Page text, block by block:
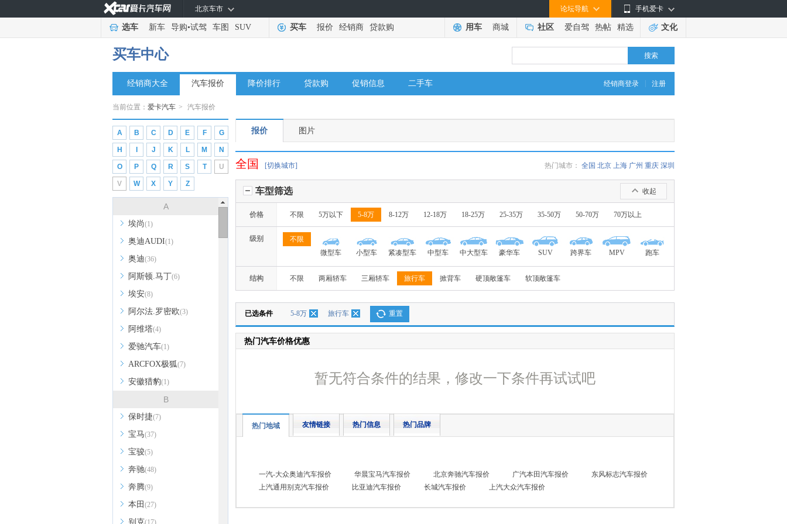
手机爱卡
论坛导航
北京车市
选车 新车 导购•试驾 车图 SUV 买车 报价 经销商 贷款购 用车 商城 社区 爱自驾 热帖 精选 文化
买车中心 搜索
经销商登录 注册
经销商大全 汽车报价 降价排行 贷款购 促销信息 二手车
当前位置： 爱卡汽车 > 汽车报价
A B C D E F G
H J K L M N
O P Q R S T U
V W X Y Z
A
埃尚(1)
奥迪AUDI(1)
奥迪(36)
阿斯顿.马丁(6)
埃安(8)
阿尔法.罗密欧(3)
阿维塔(4)
爱驰汽车(1)
ARCFOX极狐(7)
安徽猎豹(1)
B
保时捷(7)
宝马(37)
宝骏(5)
奔驰(48)
奔腾(9)
本田 (27)
别克(17)
报价 图片
热门城市： 全国 北京 上海 广州 重庆 深圳
全国 [切换城市]
收起
车型筛选
价格 不限 5万以下 5-8万 8-12万 12-18万 18-25万 25-35万 35-50万 50-70万 70万以上
级别
不限
微型车
小型车 紧凑型车 中型车 中大型车 豪华车 SUV 跨界车 MPV 跑车
结构 不限 两厢轿车 三厢轿车 旅行车 掀背车 硬顶敞篷车 软顶敞篷车
已选条件 5-8万 旅行车 重置
热门汽车价格优惠
暂无符合条件的结果，修改一下条件再试试吧
热门地域 友情链接 热门信息 热门品牌
一汽-大众奥迪汽车报价 华晨宝马汽车报价 北京奔驰汽车报价 广汽本田汽车报价
东风标志汽车报价
上汽通用别克汽车报价
比亚迪汽车报价 长城汽车报价 上汽大众汽车报价